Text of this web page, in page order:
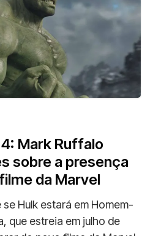
Mark Ruffalo
sobre a presença
da Marvel
Hulk estará em Homem-
que estreia em julho de